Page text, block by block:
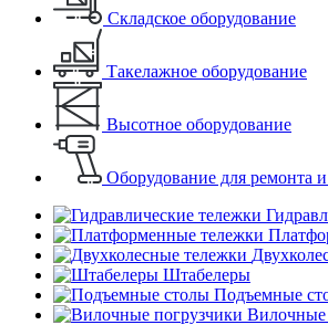
Складское оборудование
Такелажное оборудование
Высотное оборудование
Оборудование для ремонта
Штабелеры
Подъемные
Вилочные